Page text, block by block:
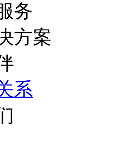
务
方案
系